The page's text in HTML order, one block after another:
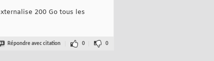
200 Go tous les
Répondre avec citation 0 0